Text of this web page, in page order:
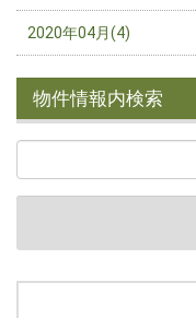
2020年04月(4)
物件情報内検索